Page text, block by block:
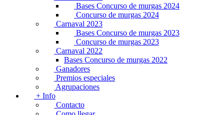
Bases Concurso de murgas 2024
Concurso de murgas 2024
Carnaval 2023
Bases Concurso de murgas 2023
Concurso de murgas 2023
Carnaval 2022
Bases Concurso de murgas 2022
Ganadores
Premios especiales
Agrupaciones
+ Info
Contacto